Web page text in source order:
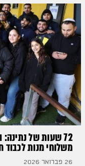
72 שעות של
משלוחי מנות לכבוד
26 פברואר 2026